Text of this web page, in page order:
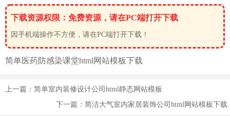
下载资源权限：免费资源，请在PC端打开下载
因手机端操作不方便，请在PC端打开下载！
简单医药防感染课堂html网站模板下载
上一篇：简单室内装修设计公司html静态网站模板
下一篇：简洁大气室内家居装饰公司html网站模板下载